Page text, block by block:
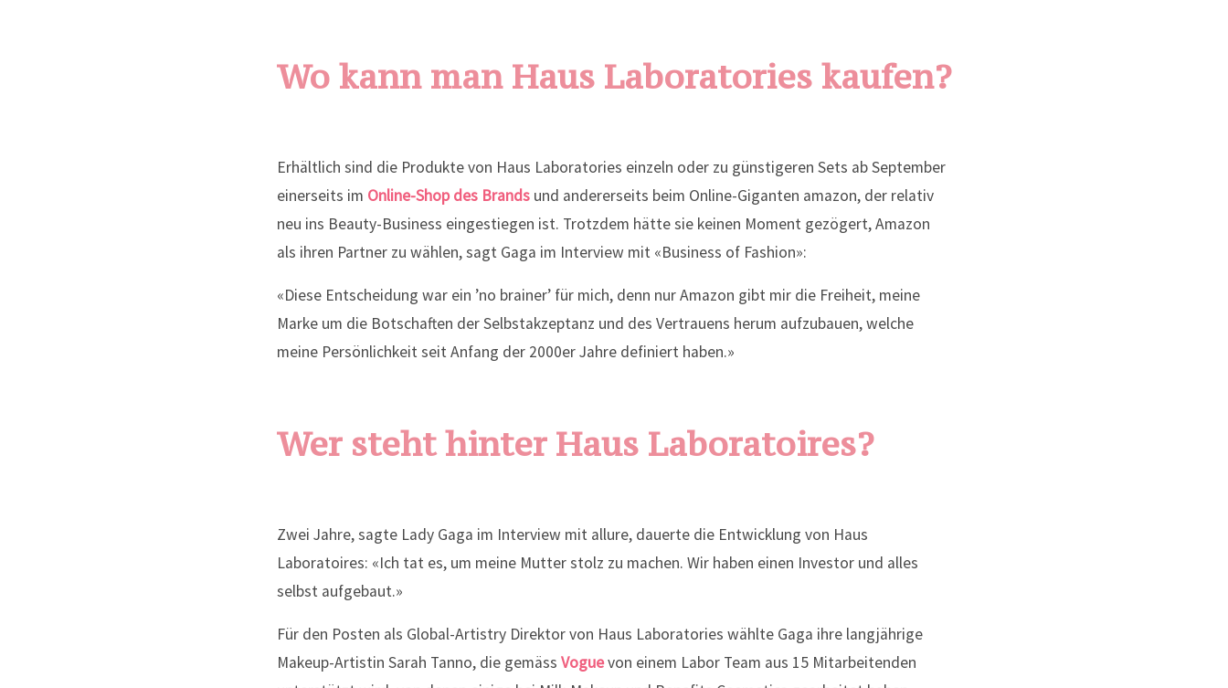
Wo kann man Haus Laboratories kaufen?
Erhältlich sind die Produkte von Haus Laboratories einzeln oder zu günstigeren Sets ab September
einerseits im Online-Shop des Brandsund andererseits beim Online-Giganten amazon, der relativ
neu ins Beauty-Business eingestiegen ist. Trotzdem hätte sie keinen Moment gezögert, Amazon
als ihren Partner zu wählen, sagt Gaga im Interview mit «Business of Fashion»:
«Diese Entscheidung war ein ’no brainer’ für mich, denn nur Amazon gibt mir die Freiheit, meine
Marke um die Botschaften der Selbstakzeptanz und des Vertrauens herum aufzubauen, welche
meine Persönlichkeit seit Anfang der 2000er Jahre definiert haben.»
Wer steht hinter Haus Laboratoires?
Zwei Jahre, sagte Lady Gaga im Interview mit allure, dauerte die Entwicklung von Haus
Laboratoires: «Ich tat es, um meine Mutter stolz zu machen. Wir haben einen Investor und alles
selbst aufgebaut.»
Für den Posten als Global-Artistry Direktor von Haus Laboratories wählte Gaga ihre langjährige
Makeup-Artistin Sarah Tanno, die gemäss Voguevon einem Labor Team aus 15 Mitarbeitenden